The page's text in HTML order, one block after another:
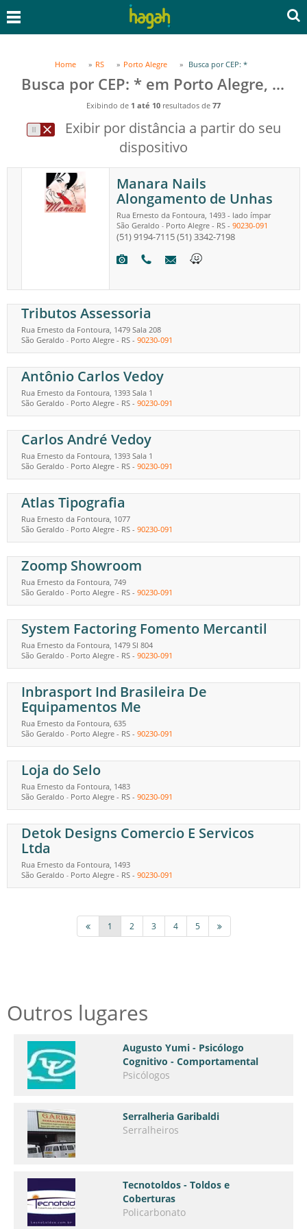
Home RS Porto Alegre Busca por CEP: *
Busca por CEP: * em Porto Alegre, RS
Exibindo de 1 até 10 resultados de 77
Exibir por distância a partir do seu
dispositivo
Manara Nails
Alongamento de Unhas
Rua Ernesto da Fontoura, 1493 - lado ímpar
São Geraldo - Porto Alegre- RS- 90230-091
(51) 9194-7115(51) 3342-7198
Tributos Assessoria
Rua Ernesto da Fontoura, 1479 Sala 208
São Geraldo - Porto Alegre - RS - 90230-091
Antônio Carlos Vedoy
Rua Ernesto da Fontoura, 1393 Sala 1
São Geraldo - Porto Alegre - RS - 90230-091
Carlos André Vedoy
Rua Ernesto da Fontoura, 1393 Sala 1
São Geraldo - Porto Alegre - RS - 90230-091
Atlas Tipografia
Rua Ernesto da Fontoura, 1077
São Geraldo - Porto Alegre - RS - 90230-091
Zoomp Showroom
Rua Ernesto da Fontoura, 749
São Geraldo - Porto Alegre - RS - 90230-091
System Factoring Fomento Mercantil
Rua Ernesto da Fontoura, 1479 Sl 804
São Geraldo - Porto Alegre - RS - 90230-091
Inbrasport Ind Brasileira De
Equipamentos Me
Rua Ernesto da Fontoura, 635
São Geraldo - Porto Alegre - RS - 90230-091
Loja do Selo
Rua Ernesto da Fontoura, 1483
São Geraldo - Porto Alegre - RS - 90230-091
Detok Designs Comercio E Servicos
Ltda
Rua Ernesto da Fontoura, 1493
São Geraldo - Porto Alegre - RS - 90230-091
1 2 3 4 5
Outros lugares
Augusto Yumi - Psicólogo
Cognitivo - Comportamental
Psicólogos
Serralheria Garibaldi
Serralheiros
Tecnotoldos - Toldos e
Coberturas
Policarbonato